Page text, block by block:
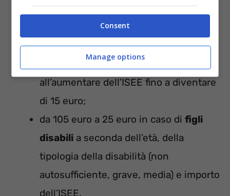
figli);
85 euro al mese per
secondo, in caso di ISEE uguale o
inferiore a 15mila euro, che si riduce
all’aumentare dell’ISEE fino a diventare
di 15 euro;
da 105 euro a 25 euro in caso di figli
disabili a seconda dell’età, della
tipologia della disabilità (non
autosufficiente, grave, media) e importo
dell’ISEE.
Consent
Manage options